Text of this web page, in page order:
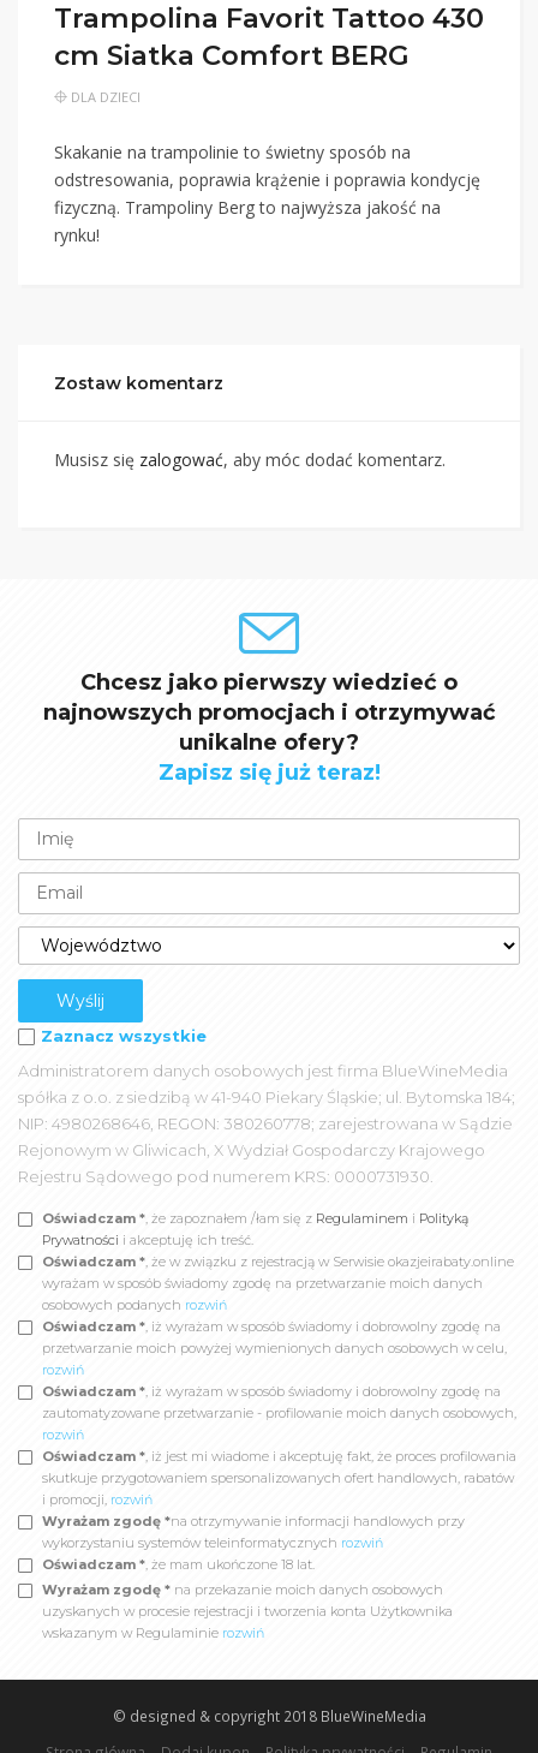
Trampolina Favorit Tattoo 430
cm Siatka Comfort BERG
DLA DZIECI
Skakanie na trampolinie to świetny sposób na
odstresowania, poprawia krążenie i poprawia kondycję
fizyczną. Trampoliny Berg to najwyższa jakość na
rynku!
Zostaw komentarz
Musisz się zalogować, aby móc dodać komentarz.
Chcesz jako pierwszy wiedzieć o
najnowszych promocjach i otrzymywać
unikalne ofery?
Zapisz się już teraz!
Zaznacz wszystkie
Administratorem danych osobowych jest firma BlueWineMedia
spółka z o.o. z siedzibą w 41-940 Piekary Śląskie; ul. Bytomska 184;
NIP: 4980268646, REGON: 380260778; zarejestrowana w Sądzie
Rejonowym w Gliwicach, X Wydział Gospodarczy Krajowego
Rejestru Sądowego pod numerem KRS: 0000731930.
Oświadczam *, że zapoznałem /łam się z Regulaminem i Polityką
Prywatności i akceptuję ich treść.
Oświadczam *, że w związku z rejestracją w Serwisie okazjeirabaty.online
wyrażam w sposób świadomy zgodę na przetwarzanie moich danych
osobowych podanych rozwiń
Oświadczam *, iż wyrażam w sposób świadomy i dobrowolny zgodę na
przetwarzanie moich powyżej wymienionych danych osobowych w celu,
rozwiń
Oświadczam *, iż wyrażam w sposób świadomy i dobrowolny zgodę na
zautomatyzowane przetwarzanie - profilowanie moich danych osobowych,
rozwiń
Oświadczam *, iż jest mi wiadome i akceptuję fakt, że proces profilowania
skutkuje przygotowaniem spersonalizowanych ofert handlowych, rabatów
i promocji, rozwiń
Wyrażam zgodę *na otrzymywanie informacji handlowych przy
wykorzystaniu systemów teleinformatycznych rozwiń
Oświadczam *, że mam ukończone 18 lat.
Wyrażam zgodę * na przekazanie moich danych osobowych
uzyskanych w procesie rejestracji i tworzenia konta Użytkownika
wskazanym w Regulaminie rozwiń
© designed & copyright 2018 BlueWineMedia